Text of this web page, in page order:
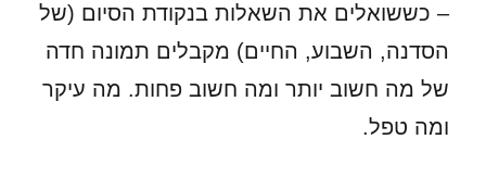
– כששואלים את השאלות בנקודת הסיום (של
הסדנה, השבוע, החיים) מקבלים תמונה חדה
של מה חשוב יותר ומה חשוב פחות. מה עיקר
ומה טפל.